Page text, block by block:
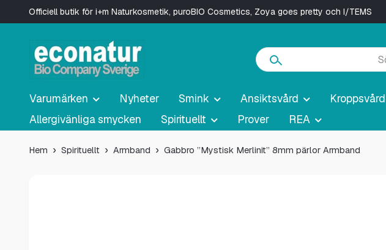
Officiell butik för i+m Naturkosmetik, puroBIO Cosmetics, Zoya goes pretty och I/TEMS
Varumärken Nyheter Smink Ansiktsvård Kroppsvård
Allergivänliga smycken
Spirituellt Prover REA
Hem Spirituellt Armband Gabbro ”Mystisk Merlinit” 8mm pärlor Armband